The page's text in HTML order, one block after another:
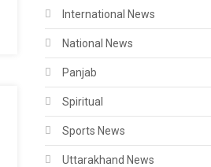
International News
National News
Panjab
Spiritual
Sports News
Uttarakhand News